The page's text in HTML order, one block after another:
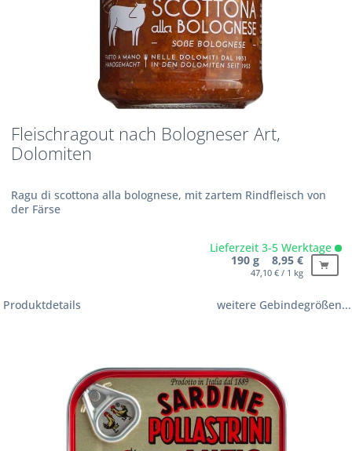
Fleischragout nach Bologneser Art,
Dolomiten
Ragu di scottona alla bolognese, mit zartem Rindfleisch von
der Färse
Lieferzeit 3-5 Werktage
190 g 8,95 €
47,10 € / 1 kg
Produktdetails weitere Gebindegrößen...